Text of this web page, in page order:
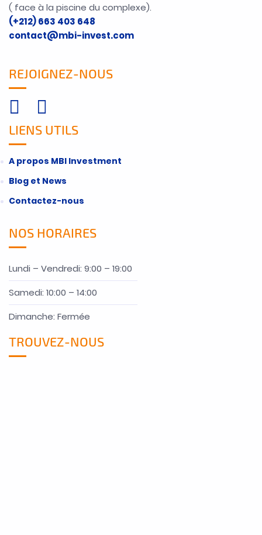
( face à la piscine du complexe).
(+212) 663 403 648
contact@mbi-invest.com
REJOIGNEZ-NOUS
LIENS UTILS
A propos MBI Investment
Blog et News
Contactez-nous
NOS HORAIRES
Lundi – Vendredi: 9:00 – 19:00
Samedi: 10:00 – 14:00
Dimanche: Fermée
TROUVEZ-NOUS